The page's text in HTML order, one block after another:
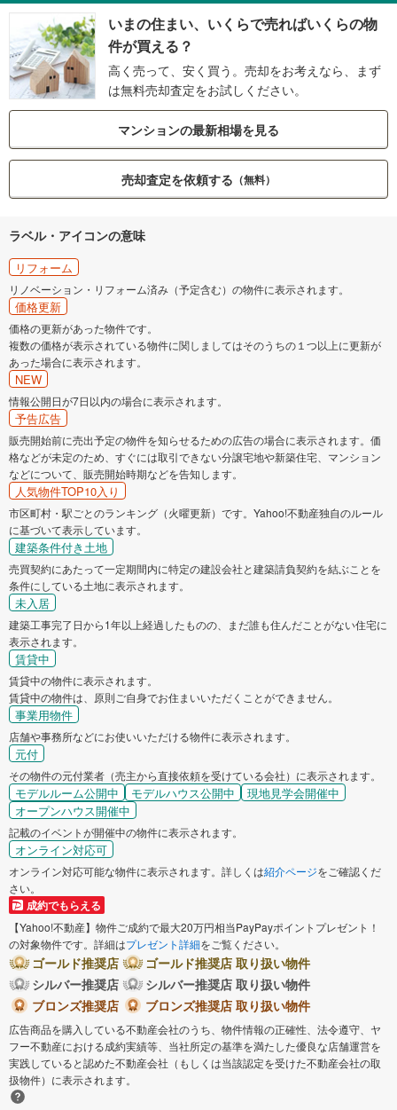
いまの住まい、いくらで売ればいくらの物
件が買える？
高く売って、安く買う。売却をお考えなら、まず
は無料売却査定をお試しください。
マンションの最新相場を見る
売却査定を依頼する （無料）
ラベル・アイコンの意味
リフォーム
リノベーション・リフォーム済み（予定含む）の物件に表示されます。
価格更新
価格の更新があった物件です。
複数の価格が表示されている物件に関しましてはそのうちの１つ以上に更新が
あった場合に表示されます。
NEW
情報公開日が7日以内の場合に表示されます。
予告広告
販売開始前に売出予定の物件を知らせるための広告の場合に表示されます。価
格などが未定のため、すぐには取引できない分譲宅地や新築住宅、マンション
などについて、販売開始時期などを告知します。
人気物件TOP10入り
市区町村・駅ごとのランキング（火曜更新）です。Yahoo!不動産独自のルール
に基づいて表示しています。
建築条件付き土地
売買契約にあたって一定期間内に特定の建設会社と建築請負契約を結ぶことを
条件にしている土地に表示されます。
未入居
建築工事完了日から1年以上経過したものの、まだ誰も住んだことがない住宅に
表示されます。
賃貸中
賃貸中の物件に表示されます。
賃貸中の物件は、原則ご自身でお住まいいただくことができません。
事業用物件
店舗や事務所などにお使いいただける物件に表示されます。
元付
その物件の元付業者（売主から直接依頼を受けている会社）に表示されます。
モデルルーム公開中 モデルハウス公開中
現地見学会開催中
オープンハウス開催中
記載のイベントが開催中の物件に表示されます。
オンライン対応可
オンライン対応可能な物件に表示されます。詳しくは紹介ページをご確認くだ
さい。
成約でもらえる
【Yahoo!不動産】物件ご成約で最大20万円相当PayPayポイントプレゼント！
の対象物件です。詳細はプレゼント詳細をご覧ください。
ゴールド推奨店
ゴールド推奨店 取り扱い物件
シルバー推奨店
シルバー推奨店 取り扱い物件
ブロンズ推奨店
ブロンズ推奨店 取り扱い物件
広告商品を購入している不動産会社のうち、物件情報の正確性、法令遵守、ヤ
フー不動産における成約実績等、当社所定の基準を満たした優良な店舗運営を
実践していると認めた不動産会社（もしくは当該認定を受けた不動産会社の取
扱物件）に表示されます。